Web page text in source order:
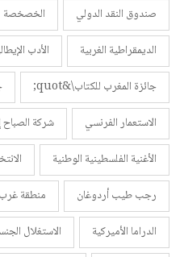
صندوق النقد الدولي
الخصخصة
الديمقراطية الغربية
الأدب
جائزة المغرب للكتاب\&quot;
الاستعمار الفرنسي
شركة الصباح
الأغنية الفلسطينية الوطنية
رجب طيب أردوغان
منطقة
الدراما الأميركية
الاستغلال